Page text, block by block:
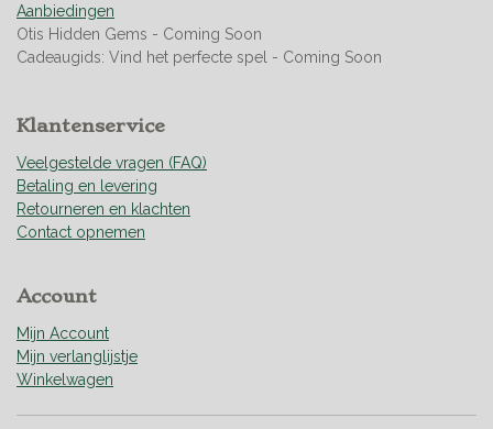
r
r
Aanbiedingen
Otis Hidden Gems - Coming Soon
Cadeaugids: Vind het perfecte spel - Coming Soon
Klantenservice
Veelgestelde vragen (FAQ)
Betaling en levering
Retourneren en klachten
Contact opnemen
Account
Mijn Account
Mijn verlanglijstje
Winkelwagen